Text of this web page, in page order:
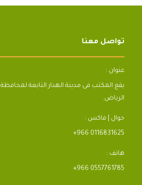
تواصل معنا
عنوان :
يقع المكتب فى مدينة الهدار التابعة
الرياض.
جوال | فاكس :
+966 0116831625
هاتف :
+966 0557761785